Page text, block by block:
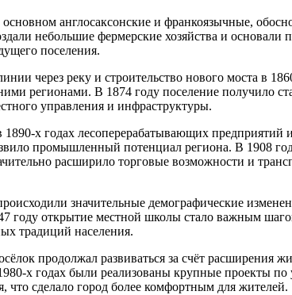
англосаксонские и франкоязычные,
небольшие фермерские хозяйства и основали
поселения.
через реку и строительство нового моста в
регионами. В 1874 году поселение получило
управления и инфраструктуры.
х годах лесоперерабатывающих предприятий
промышленный потенциал региона. В 1908
расширило торговые возможности и
значительные демографические
году открытие местной школы стало важным
традиций населения.
продолжал развиваться за счёт расширения
х годах были реализованы крупные проекты
что сделало город более комфортным для жителей.